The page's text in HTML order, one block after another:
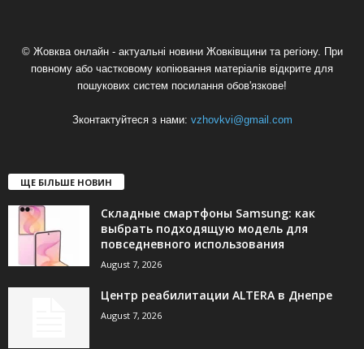
© Жовква онлайн - актуальні новини Жовківщини та регіону. При
повному або частковому копіювання матеріалів відкрите для
пошукових систем посилання обов'язкове!
Зконтактуйтеся з нами: vzhovkvi@gmail.com
ЩЕ БІЛЬШЕ НОВИН
Складные смартфоны Samsung: как
выбрать подходящую модель для
повседневного использования
August 7, 2026
Центр реабилитации ALTERA в Днепре
August 7, 2026